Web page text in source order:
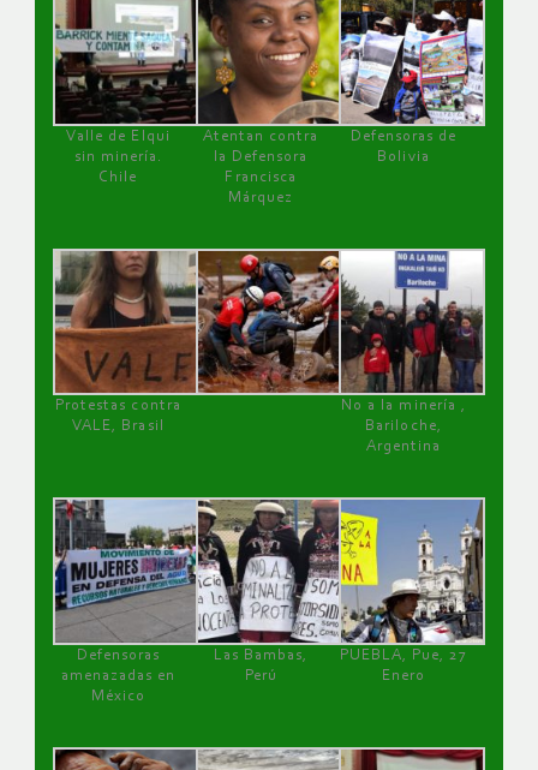
Valle de Elqui
sin minería.
Chile
Atentan contra
la Defensora
Francisca
Márquez
Defensoras de
Bolivia
Protestas contra
VALE, Brasil
No a la minería ,
Bariloche,
Argentina
Defensoras
amenazadas en
México
Las Bambas,
Perú
PUEBLA, Pue, 27
Enero